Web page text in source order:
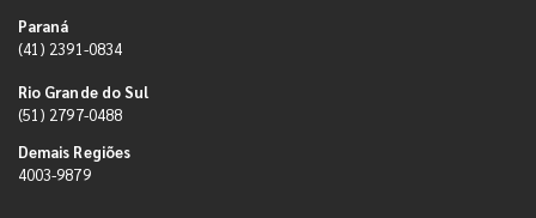
Paraná
(41) 2391-0834
Rio Grande do Sul
(51) 2797-0488
Demais Regiões
4003-9879